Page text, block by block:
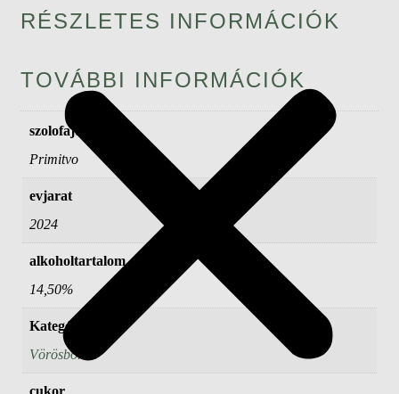
RÉSZLETES INFORMÁCIÓK
TOVÁBBI INFORMÁCIÓK
szolofajta
Primitvo
evjarat
2024
alkoholtartalom
14,50%
Kategória
Vörösborok
cukor